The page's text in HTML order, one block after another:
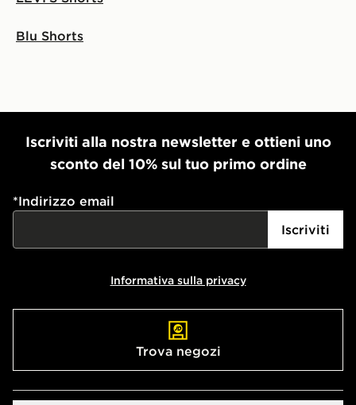
Blu Shorts
Iscriviti alla nostra newsletter e ottieni uno
sconto del 10% sul tuo primo ordine
*Indirizzo email
Iscriviti
Informativa sulla privacy
Trova negozi